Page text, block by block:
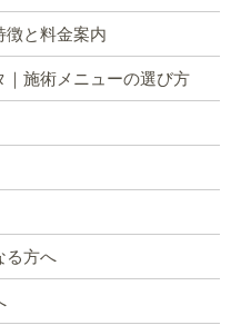
徴と料金案内
施術メニューの選び方
る方へ